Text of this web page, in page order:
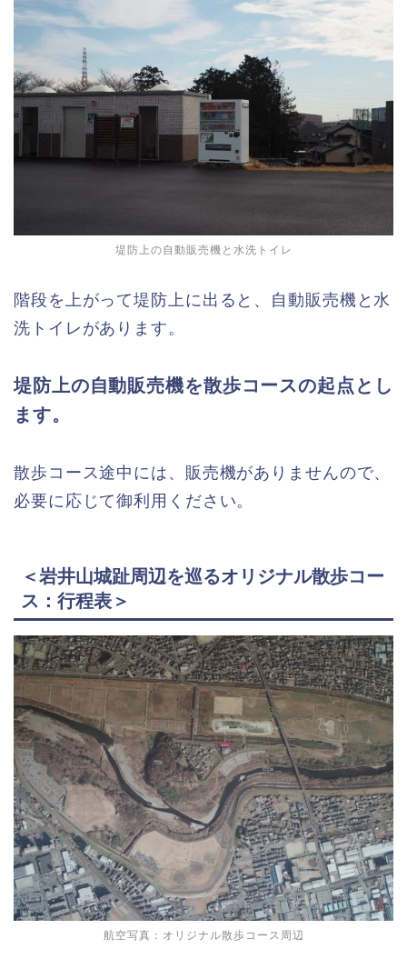
堤防上の自動販売機と水洗トイレ
階段を上がって堤防上に出ると、自動販売機と水
洗トイレがあります。
堤防上の自動販売機を散歩コースの起点とし
ます。
散歩コース途中には、販売機がありませんので、
必要に応じて御利用ください。
＜岩井山城趾周辺を巡るオリジナル散歩コー
ス：行程表＞
航空写真：オリジナル散歩コース周辺